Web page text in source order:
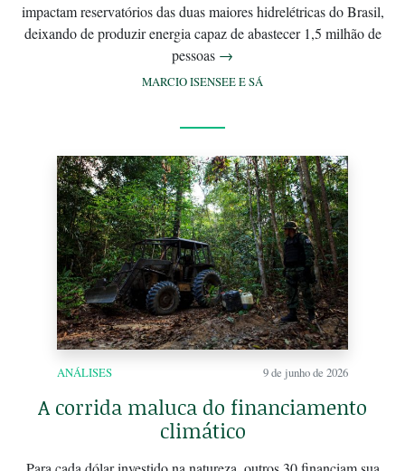
impactam reservatórios das duas maiores hidrelétricas do Brasil,
deixando de produzir energia capaz de abastecer 1,5 milhão de
pessoas →
MARCIO ISENSEE E SÁ
ANÁLISES 9 de junho de 2026
A corrida maluca do financiamento
climático